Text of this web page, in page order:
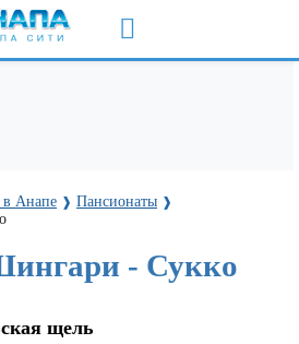
в Анапе ❱ Пансионаты ❱
- Сукко
щель